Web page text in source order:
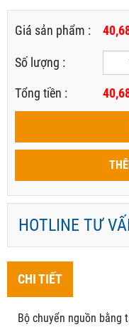
Giá sản phẩm :
Số lượng :
Tổng tiền :
HOTLINE TƯ
CHI TIẾT
Bộ chuyển nguồn bằng